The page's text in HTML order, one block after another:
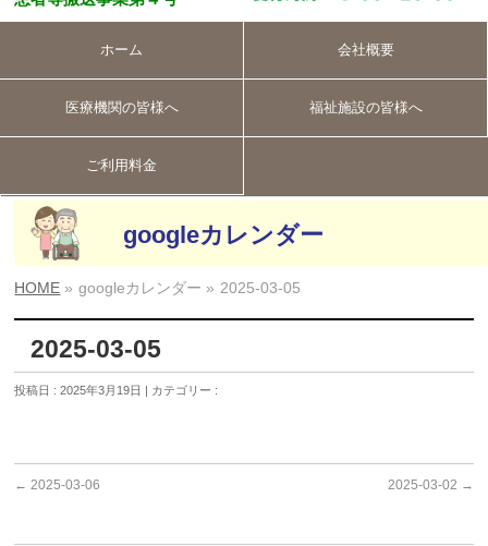
ホーム 会社概要
医療機関の皆様へ 福祉施設の皆様へ
ご利用料金
googleカレンダー
HOME » googleカレンダー » 2025-03-05
2025-03-05
投稿日 : 2025年3月19日 | カテゴリー :
← 2025-03-06 2025-03-02 →